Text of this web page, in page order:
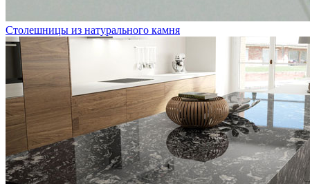
Столешницы из натурального камня